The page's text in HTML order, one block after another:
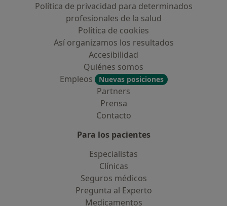
Política de privacidad para determinados
profesionales de la salud
Política de cookies
Así organizamos los resultados
Accesibilidad
Quiénes somos
Empleos
Nuevas posiciones
Partners
Prensa
Contacto
Para los pacientes
Especialistas
Clínicas
Seguros médicos
Pregunta al Experto
Medicamentos